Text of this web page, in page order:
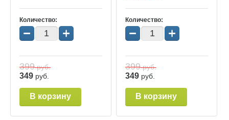
Количество:
− +
399руб.
349 руб.
В корзину
Количество:
− +
399руб.
349 руб.
В корзину